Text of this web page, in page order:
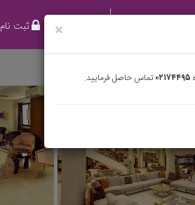
ورود ثبت نام ×
۰۲۱۷۴۴۹۵ تماس حاصل فرمایید.